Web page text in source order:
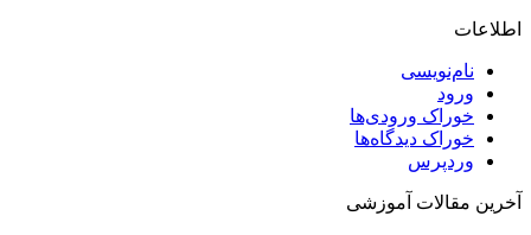
اطلاعات
نام‌نویسی
ورود
خوراک ورودی‌ها
خوراک دیدگاه‌ها
وردپرس
آخرین مقالات آموزشی